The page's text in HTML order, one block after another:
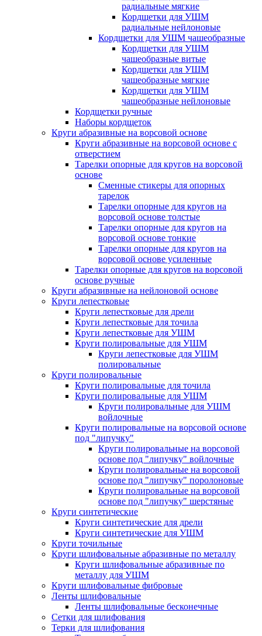
радиальные мягкие
Кордщетки для УШМ
радиальные нейлоновые
Кордщетки для УШМ чашеобразные
Кордщетки для УШМ
чашеобразные витые
Кордщетки для УШМ
чашеобразные мягкие
Кордщетки для УШМ
чашеобразные нейлоновые
Кордщетки ручные
Наборы кордщеток
Круги абразивные на ворсовой основе
Круги абразивные на ворсовой основе с
отверстием
Тарелки опорные для кругов на ворсовой
основе
Сменные стикеры для опорных
тарелок
Тарелки опорные для кругов на
ворсовой основе толстые
Тарелки опорные для кругов на
ворсовой основе тонкие
Тарелки опорные для кругов на
ворсовой основе усиленные
Тарелки опорные для кругов на ворсовой
основе ручные
Круги абразивные на нейлоновой основе
Круги лепестковые
Круги лепестковые для дрели
Круги лепестковые для точила
Круги лепестковые для УШМ
Круги полировальные для УШМ
Круги лепестковые для УШМ
полировальные
Круги полировальные
Круги полировальные для точила
Круги полировальные для УШМ
Круги полировальные для УШМ
войлочные
Круги полировальные на ворсовой основе
под "липучку"
Круги полировальные на ворсовой
основе под "липучку" войлочные
Круги полировальные на ворсовой
основе под "липучку" поролоновые
Круги полировальные на ворсовой
основе под "липучку" шерстяные
Круги синтетические
Круги синтетические для дрели
Круги синтетические для УШМ
Круги точильные
Круги шлифовальные абразивные по металлу
Круги шлифовальные абразивные по
металлу для УШМ
Круги шлифовальные фибровые
Ленты шлифовальные
Ленты шлифовальные бесконечные
Сетки для шлифования
Терки для шлифования